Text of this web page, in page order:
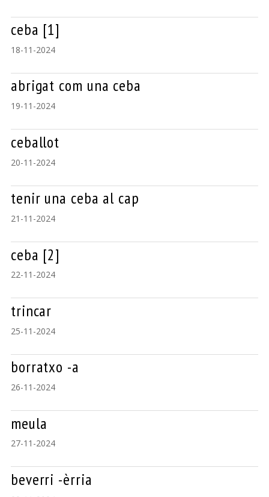
ceba [1]
18-11-2024
abrigat com una ceba
19-11-2024
ceballot
20-11-2024
tenir una ceba al cap
21-11-2024
ceba [2]
22-11-2024
trincar
25-11-2024
borratxo -a
26-11-2024
meula
27-11-2024
beverri -èrria